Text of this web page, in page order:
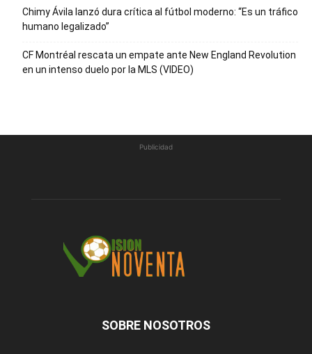
Chimy Ávila lanzó dura crítica al fútbol moderno: “Es un tráfico
humano legalizado”
CF Montréal rescata un empate ante New England Revolution
en un intenso duelo por la MLS (VIDEO)
Publicidad
SOBRE NOSOTROS